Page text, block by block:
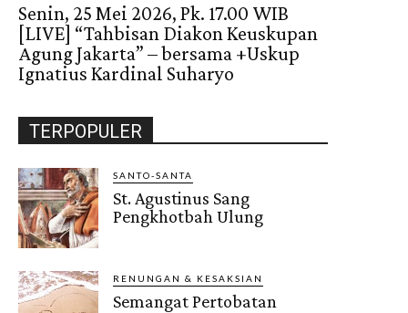
Senin, 25 Mei 2026, Pk. 17.00 WIB
[LIVE] “Tahbisan Diakon Keuskupan
Agung Jakarta” – bersama +Uskup
Ignatius Kardinal Suharyo
TERPOPULER
SANTO-SANTA
St. Agustinus Sang
Pengkhotbah Ulung
RENUNGAN & KESAKSIAN
Semangat Pertobatan